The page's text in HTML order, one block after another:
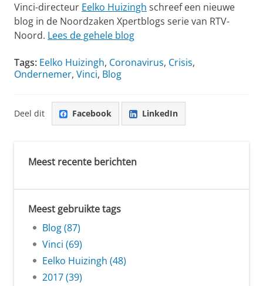
Vinci-directeur Eelko Huizingh schreef een nieuwe
blog in de Noordzaken Xpertblogs serie van RTV-
Noord. Lees de gehele blog
Tags: Eelko Huizingh, Coronavirus, Crisis,
Ondernemer, Vinci, Blog
Deel dit Facebook LinkedIn
Meest recente berichten
Meest gebruikte tags
Blog (87)
Vinci (69)
Eelko Huizingh (48)
2017 (39)